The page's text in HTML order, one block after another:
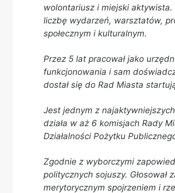
wolontariusz i miejski aktywista.
liczbę wydarzeń, warsztatów,
społecznym i kulturalnym.
Przez 5 lat pracował jako
funkcjonowania i sam
dostał się do Rad Miasta
Jest jednym z
działa w aż 6 komisjach Rady
Działalności Pożytku
Zgodnie z wyborczymi
politycznych sojuszy.
merytorycznym spojrzeniem i